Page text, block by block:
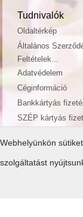
Webhelyünkön
szolgáltatást
Tudnivalók
Oldaltérkép
Általános
Feltételek...
Adatvédelem
Céginformáció
Bankkártyás
SZÉP kártyás